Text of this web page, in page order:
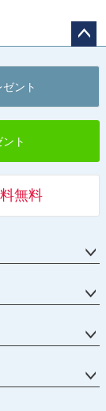
へ
ント
ト
無料